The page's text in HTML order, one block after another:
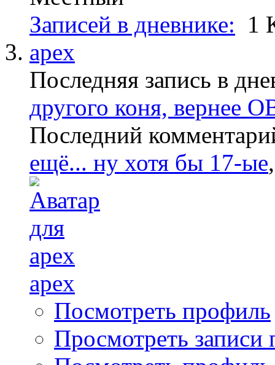
Записей в дневнике: 1
apex
Последняя запись в
другого коня, вернее
Последний
ещё... ну хотя бы 17-ые
apex
Посмотреть профиль
Просмотреть записи